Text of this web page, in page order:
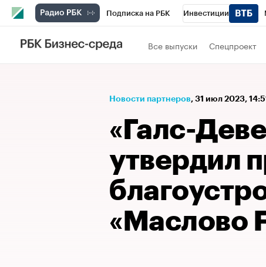
Подписка на РБК Инвестиции
Спорт
Технологии и медиа Финансы
Все выпуски Спецпроект
Новости партнеров⁠, 31 июл 2023,
«Галс-
утвердил
«Маслово